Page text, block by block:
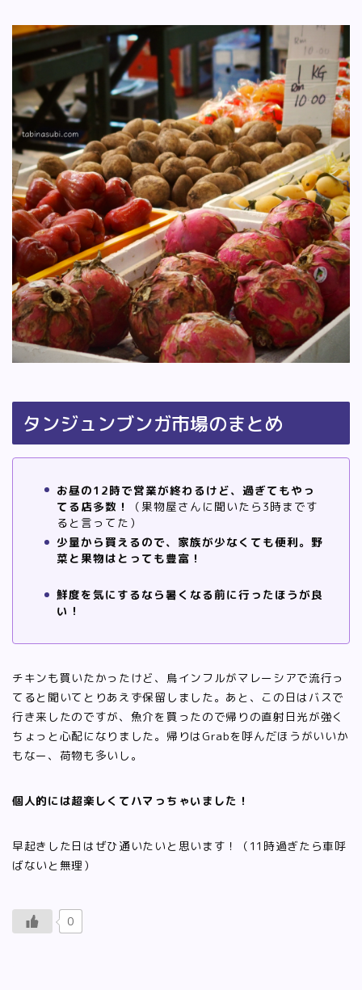
タンジュンブンガ市場のまとめ
お昼の12時で営業が終わるけど、過ぎてもやっ
てる店多数！
（果物屋さんに聞いたら3時まです
ると言ってた）
少量から買えるので、家族が少なくても便利。野
菜と果物はとっても豊富！
鮮度を気にするなら暑くなる前に行ったほうが良
い！
チキンも買いたかったけど、鳥インフルがマレーシアで流行っ
てると聞いてとりあえず保留しました。あと、この日はバスで
行き来したのですが、魚介を買ったので帰りの直射日光が強く
ちょっと心配になりました。帰りはGrabを呼んだほうがいいか
もなー、荷物も多いし。
個人的には超楽しくてハマっちゃいました！
早起きした日はぜひ通いたいと思います！（11時過ぎたら車呼
ばないと無理）
0